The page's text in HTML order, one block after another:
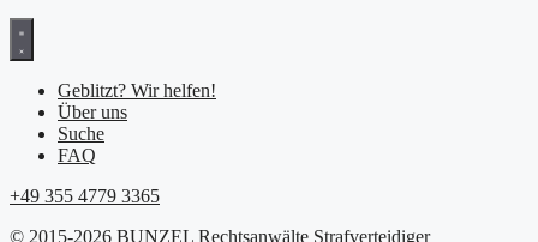
Geblitzt? Wir helfen!
Über uns
Suche
FAQ
+49 355 4779 3365
© 2015-2026 BUNZEL Rechtsanwälte Strafverteidiger